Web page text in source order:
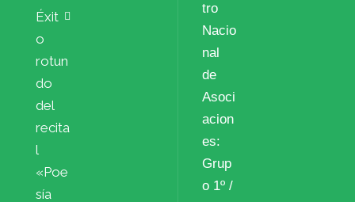
Éxit
o
rotun
do
del
recita
l
«Poe
sía
tro
Nacio
nal
de
Asoci
acion
es:
Grup
o 1º /